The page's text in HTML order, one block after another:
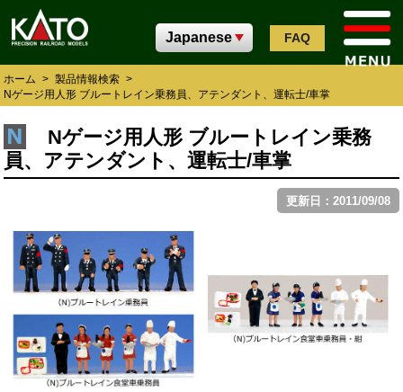
FAQ
ホーム > 製品情報検索 >
Nゲージ用人形 ブルートレイン乗務員、アテンダント、運転士/車掌
Nゲージ用人形 ブルートレイン乗務
員、アテンダント、運転士/車掌
更新日：2011/09/08